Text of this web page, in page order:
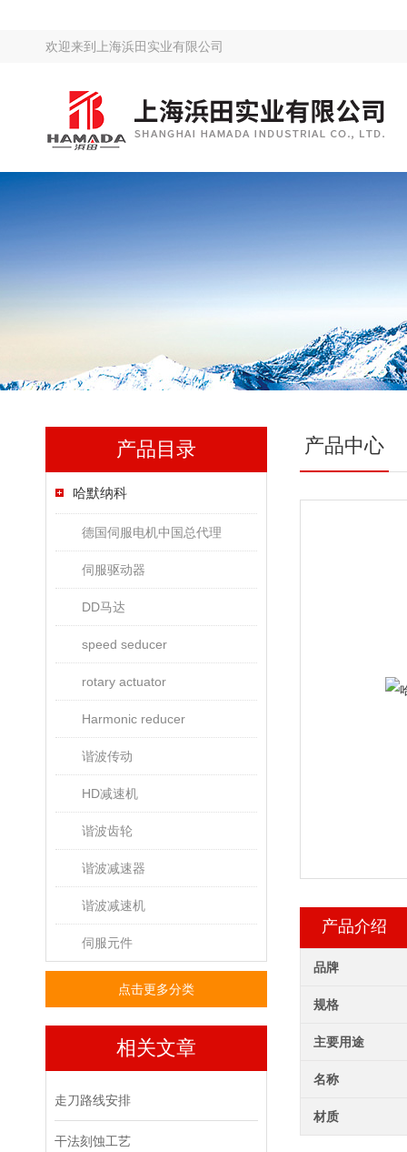
欢迎来到 上海浜田实业有限公司
产品目录
哈默纳科
德国伺服电机中国总代理
伺服驱动器
DD马达
speed seducer
rotary actuator
Harmonic reducer
谐波传动
HD减速机
谐波齿轮
谐波减速器
谐波减速机
伺服元件
点击更多分类
相关文章
走刀路线安排
干法刻蚀工艺
产品中心
产品介绍
品牌
规格
主要用途
名称
材质